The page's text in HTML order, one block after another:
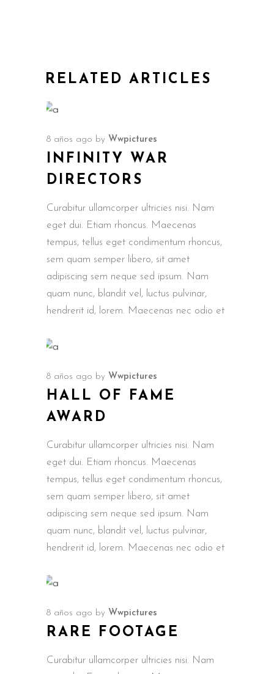
RELATED ARTICLES
8 años ago by Wwpictures
INFINITY WAR
DIRECTORS
Curabitur ullamcorper ultricies nisi. Nam
eget dui. Etiam rhoncus. Maecenas
tempus, tellus eget condimentum rhoncus,
sem quam semper libero, sit amet
adipiscing sem neque sed ipsum. Nam
quam nunc, blandit vel, luctus pulvinar,
hendrerit id, lorem. Maecenas nec odio et
8 años ago by Wwpictures
HALL OF FAME
AWARD
Curabitur ullamcorper ultricies nisi. Nam
eget dui. Etiam rhoncus. Maecenas
tempus, tellus eget condimentum rhoncus,
sem quam semper libero, sit amet
adipiscing sem neque sed ipsum. Nam
quam nunc, blandit vel, luctus pulvinar,
hendrerit id, lorem. Maecenas nec odio et
8 años ago by Wwpictures
RARE FOOTAGE
Curabitur ullamcorper ultricies nisi. Nam